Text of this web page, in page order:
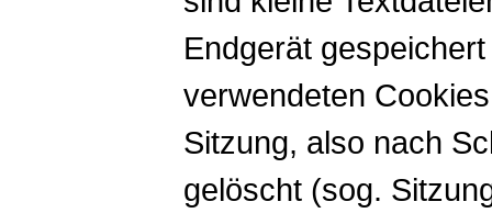
Endgerät
verwendeten
Sitzung, also nach
gelöscht (sog.